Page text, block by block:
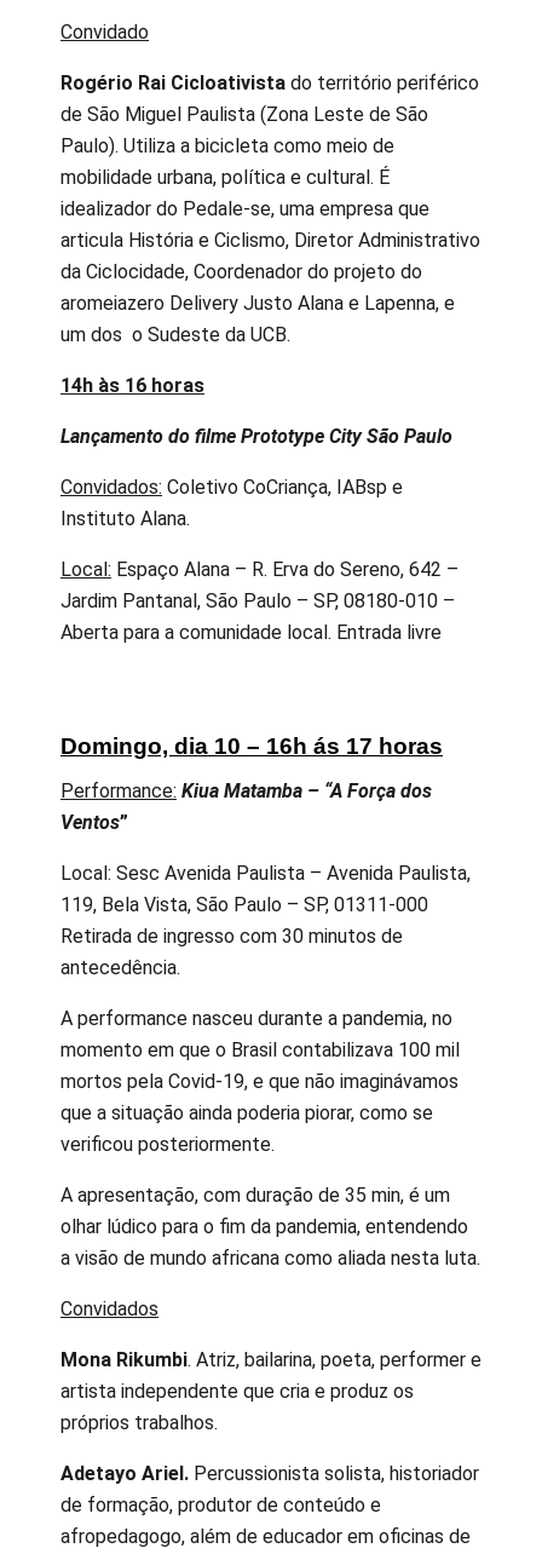
Convidado
Rogério Rai Cicloativista do território periférico
de São Miguel Paulista (Zona Leste de São
Paulo). Utiliza a bicicleta como meio de
mobilidade urbana, política e cultural. É
idealizador do Pedale-se, uma empresa que
articula História e Ciclismo, Diretor Administrativo
da Ciclocidade, Coordenador do projeto do
aromeiazero Delivery Justo Alana e Lapenna, e
um dos o Sudeste da UCB.
14h às 16 horas
Lançamento do filme Prototype City São Paulo
Convidados: Coletivo CoCriança, IABsp e
Instituto Alana.
Local: Espaço Alana – R. Erva do Sereno, 642 –
Jardim Pantanal, São Paulo – SP, 08180-010 –
Aberta para a comunidade local. Entrada livre
Domingo, dia 10 – 16h ás 17 horas
Performance: Kiua Matamba – “A Força dos
Ventos”
Local: Sesc Avenida Paulista – Avenida Paulista,
119, Bela Vista, São Paulo – SP, 01311-000
Retirada de ingresso com 30 minutos de
antecedência.
A performance nasceu durante a pandemia, no
momento em que o Brasil contabilizava 100 mil
mortos pela Covid-19, e que não imaginávamos
que a situação ainda poderia piorar, como se
verificou posteriormente.
A apresentação, com duração de 35 min, é um
olhar lúdico para o fim da pandemia, entendendo
a visão de mundo africana como aliada nesta luta.
Convidados
Mona Rikumbi. Atriz, bailarina, poeta, performer e
artista independente que cria e produz os
próprios trabalhos.
Adetayo Ariel. Percussionista solista, historiador
de formação, produtor de conteúdo e
afropedagogo, além de educador em oficinas de